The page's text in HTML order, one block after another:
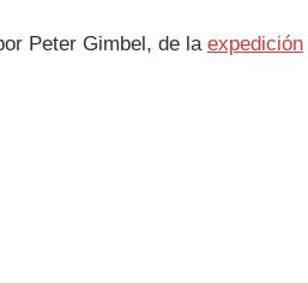
Peter Gimbel, de la expedición